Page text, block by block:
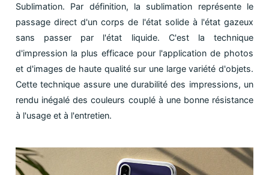
Sublimation. Par définition, la sublimation représente le
passage direct d'un corps de l'état solide à l'état gazeux
sans passer par l'état liquide. C'est la technique
d'impression la plus efficace pour l'application de photos
et d'images de haute qualité sur une large variété d'objets.
Cette technique assure une durabilité des impressions, un
rendu inégalé des couleurs couplé à une bonne résistance
à l'usage et à l'entretien.